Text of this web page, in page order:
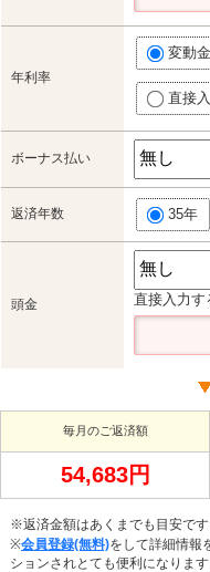
年利率
変動
直接
ボーナス払い
返済年数 35年
頭金 直接入力す
毎月のご返済額
54,683円
※返済金額はあくまでも目安です
※会員登録(無料)をして詳細情報
ションされとても便利になります